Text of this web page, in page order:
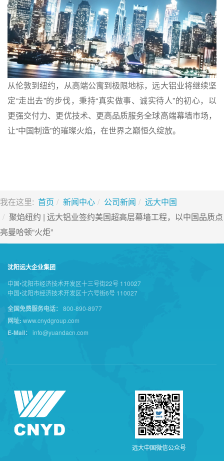
从伦敦到纽约，从高端公寓到极限地标，远大铝业将继续坚
定“走出去”的步伐，秉持“真实做事、诚实待人”的初心，以
更强交付力、更优技术、更高品质服务全球高端幕墙市场，
让“中国制造”的璀璨火焰，在世界之巅恒久绽放。
我在这里: 首页 新闻中心 公司新闻
远大中国
聚焰纽约 | 远大铝业签约美国超高层幕墙工程，以中国品质点
亮曼哈顿“火炬”
沈阳远大企业集团
中国•沈阳市经济技术开发区十三号街22号 110027
中国•沈阳市经济技术开发区十六号街6号 110027
全国免费服务电话： 800-890-8977
网址: www.cnydgroup.com
E-Mail： info@yuandacn.com
远大中 国微信公众号